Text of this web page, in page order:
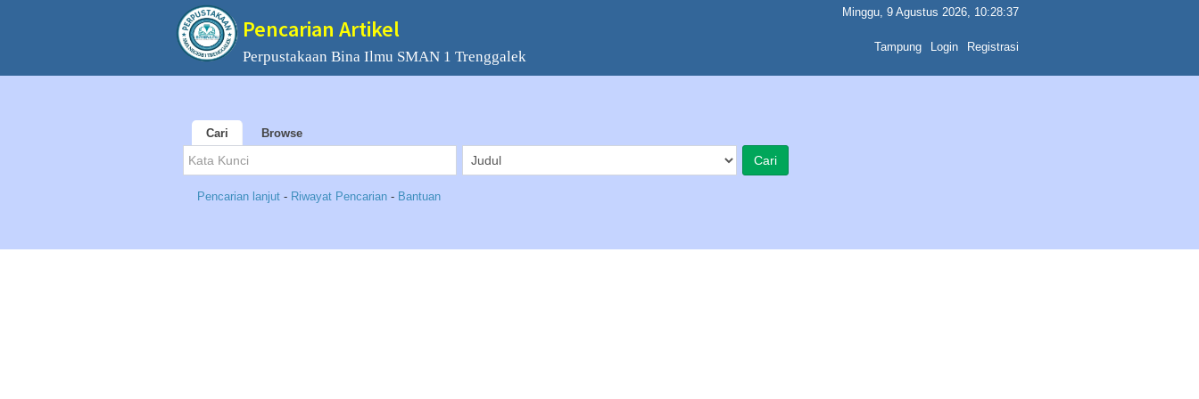
Pencarian Artikel
Perpustakaan Bina Ilmu SMAN 1 Trenggalek
Minggu, 9 Agustus 2026, 10:28:37
Tampung Login Registrasi
Cari Browse
Pencarian lanjut - Riwayat Pencarian - Bantuan